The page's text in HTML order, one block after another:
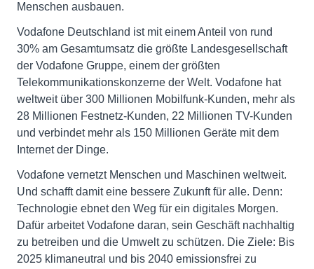
Menschen ausbauen.
Vodafone Deutschland ist mit einem Anteil von rund
30% am Gesamtumsatz die größte Landesgesellschaft
der Vodafone Gruppe, einem der größten
Telekommunikationskonzerne der Welt. Vodafone hat
weltweit über 300 Millionen Mobilfunk-Kunden, mehr als
28 Millionen Festnetz-Kunden, 22 Millionen TV-Kunden
und verbindet mehr als 150 Millionen Geräte mit dem
Internet der Dinge.
Vodafone vernetzt Menschen und Maschinen weltweit.
Und schafft damit eine bessere Zukunft für alle. Denn:
Technologie ebnet den Weg für ein digitales Morgen.
Dafür arbeitet Vodafone daran, sein Geschäft nachhaltig
zu betreiben und die Umwelt zu schützen. Die Ziele: Bis
2025 klimaneutral und bis 2040 emissionsfrei zu